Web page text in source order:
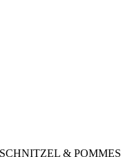
SCHNITZEL & POMMES